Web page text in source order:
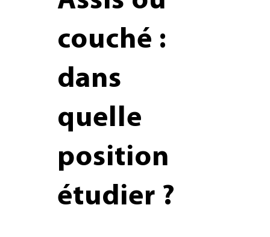
couché :
dans
quelle
position
étudier ?